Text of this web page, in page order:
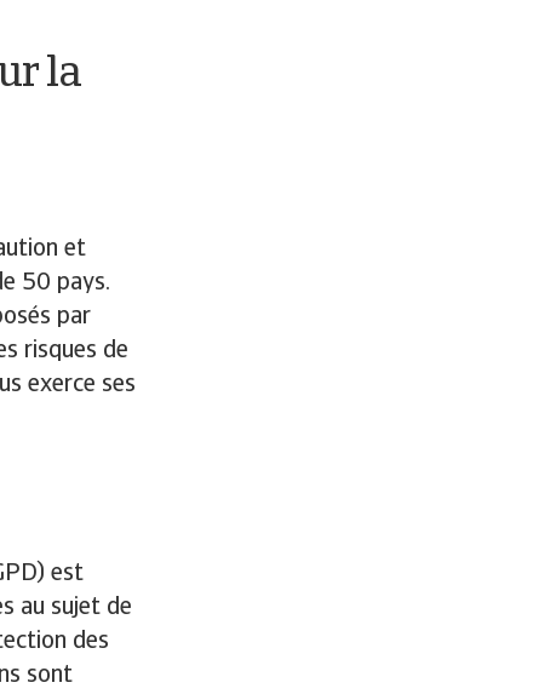
la
et
50 pays.
par
risques de
exerce ses
est
au sujet de
des
sont